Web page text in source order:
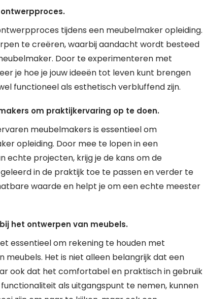
tijdens een meubelmaker opleiding.
te creëren, waarbij aandacht wordt besteed
Door te experimenteren met
je hoe je jouw ideeën tot leven kunt brengen
functioneel als esthetisch verbluffend zijn.
om praktijkervaring op te doen.
meubelmakers is essentieel om
opleiding. Door mee te lopen in een
echte projecten, krijg je de kans om de
in de praktijk toe te passen en verder te
waarde en helpt je om een ​​echte meester
het ontwerpen van meubels.
essentieel om rekening te houden met
Het is niet alleen belangrijk dat een
ook dat het comfortabel en praktisch in gebruik
als uitgangspunt te nemen, kunnen